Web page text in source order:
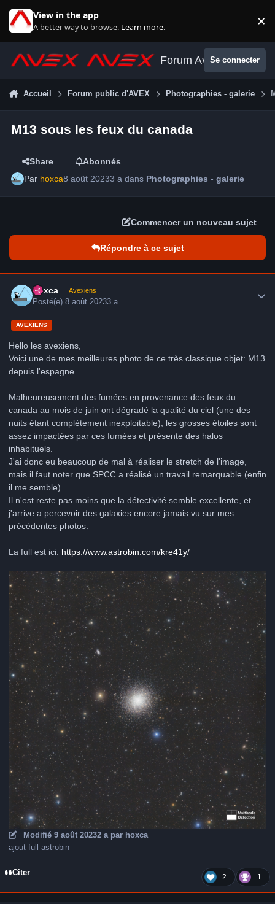
View in the app
A better way to browse. Learn more. ×
Forum AvexSe connecter
Accueil Forum public d'AVEX Photographies - galerie
M13 sous les feux du canada
Share
Abonnés
Par hoxca8 août 20233 a dans Photographies - galerie
Commencer un nouveau sujet
Répondre à ce sujet
hoxca Avexiens
Posté(e)8 août 20233 a
AVEXIENS
Hello les avexiens,
Voici une de mes meilleures photo de ce très classique objet: M13
depuis l'espagne.
Malheureusement des fumées en provenance des feux du
canada au mois de juin ont dégradé la qualité du ciel (une des
nuits étant complètement inexploitable); les grosses étoiles sont
assez impactées par ces fumées et présente des halos
inhabituels.
J'ai donc eu beaucoup de mal à réaliser le stretch de l'image,
mais il faut noter que SPCC a réalisé un travail remarquable (enfin
il me semble)
Il n'est reste pas moins que la détectivité semble excellente, et
j'arrive a percevoir des galaxies encore jamais vu sur mes
précédentes photos.
La full est ici: https://www.astrobin.com/kre41y/
Modifié 9 août 20232 apar hoxca
ajout full astrobin
Citer 2 1